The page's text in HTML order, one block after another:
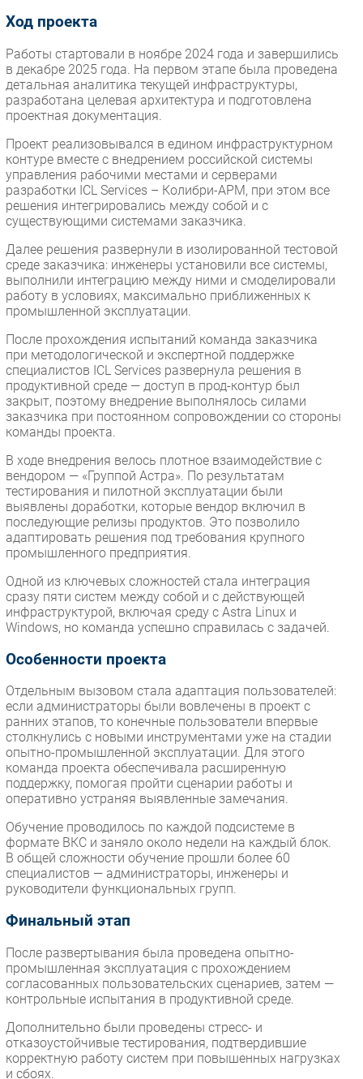
Ход проекта
Работы стартовали в ноябре 2024 года и завершились
в декабре 2025 года. На первом этапе была проведена
детальная аналитика текущей инфраструктуры,
разработана целевая архитектура и подготовлена
проектная документация.
Проект реализовывался в едином инфраструктурном
контуре вместе с внедрением российской системы
управления рабочими местами и серверами
разработки ICL Services – Колибри-АРМ, при этом все
решения интегрировались между собой и с
существующими системами заказчика.
Далее решения развернули в изолированной тестовой
среде заказчика: инженеры установили все системы,
выполнили интеграцию между ними и смоделировали
работу в условиях, максимально приближенных к
промышленной эксплуатации.
После прохождения испытаний команда заказчика
при методологической и экспертной поддержке
специалистов ICL Services развернула решения в
продуктивной среде — доступ в прод-контур был
закрыт, поэтому внедрение выполнялось силами
заказчика при постоянном сопровождении со стороны
команды проекта.
В ходе внедрения велось плотное взаимодействие с
вендором — «Группой Астра». По результатам
тестирования и пилотной эксплуатации были
выявлены доработки, которые вендор включил в
последующие релизы продуктов. Это позволило
адаптировать решения под требования крупного
промышленного предприятия.
Одной из ключевых сложностей стала интеграция
сразу пяти систем между собой и с действующей
инфраструктурой, включая среду с Astra Linux и
Windows, но команда успешно справилась с задачей.
Особенности проекта
Отдельным вызовом стала адаптация пользователей:
если администраторы были вовлечены в проект с
ранних этапов, то конечные пользователи впервые
столкнулись с новыми инструментами уже на стадии
опытно-промышленной эксплуатации. Для этого
команда проекта обеспечивала расширенную
поддержку, помогая пройти сценарии работы и
оперативно устраняя выявленные замечания.
Обучение проводилось по каждой подсистеме в
формате ВКС и заняло около недели на каждый блок.
В общей сложности обучение прошли более 60
специалистов — администраторы, инженеры и
руководители функциональных групп.
Финальный этап
После развертывания была проведена опытно-
промышленная эксплуатация с прохождением
согласованных пользовательских сценариев, затем —
контрольные испытания в продуктивной среде.
Дополнительно были проведены стресс- и
отказоустойчивые тестирования, подтвердившие
корректную работу систем при повышенных нагрузках
и сбоях.